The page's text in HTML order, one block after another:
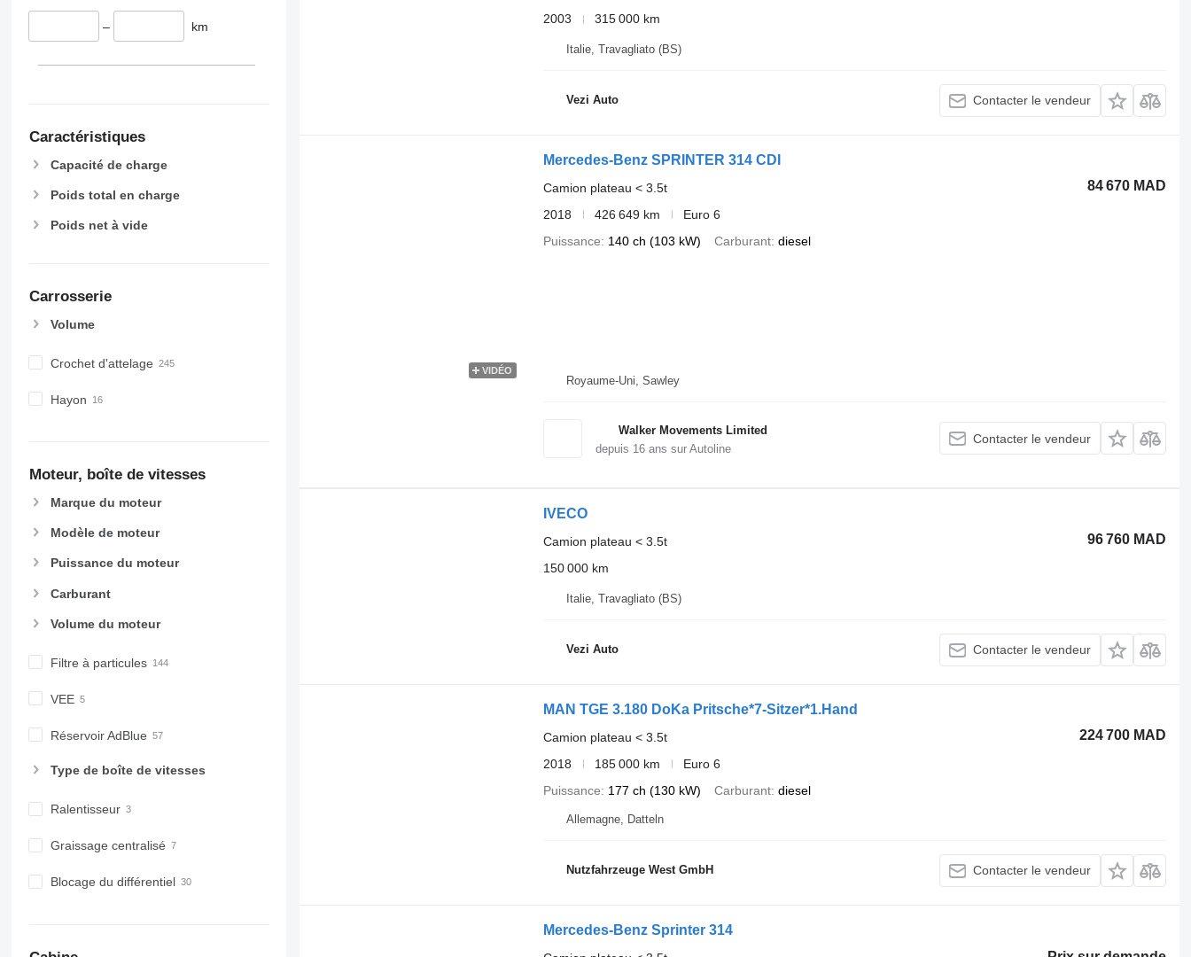
– km
Caractéristiques
Capacité de charge
Poids total en charge
Poids net à vide
Carrosserie
Volume
Crochet d'attelage
Hayon
Moteur, boîte de vitesses
Marque du moteur
Modèle de moteur
Puissance du moteur
Carburant
Volume du moteur
Filtre à particules
VEE
Réservoir AdBlue
Type de boîte de vitesses
Ralentisseur
Graissage centralisé
Blocage du différentiel
2003
315 000 km
Italie, Travagliato (BS)
Vezi Auto Contacter le vendeur
VIDÉO
Mercedes-Benz SPRINTER 314 CDI
84 670 MAD
Camion plateau < 3.5t
2018
426 649 km
Euro 6
Puissance
140 ch (103 kW) Carburant diesel
Royaume-Uni, Sawley
Walker Movements Limited
depuis 16ans sur Autoline
Contacter le vendeur
IVECO
96 760 MAD
Camion plateau < 3.5t
150 000 km
Italie, Travagliato (BS)
Vezi Auto Contacter le vendeur
MAN TGE 3.180 DoKa Pritsche*7-Sitzer*1.Hand
224 700 MAD
Camion plateau < 3.5t
2018
185 000 km
Euro 6
Puissance
177 ch (130 kW) Carburant diesel
Allemagne, Datteln
Nutzfahrzeuge West GmbH Contacter le vendeur
Mercedes-Benz Sprinter 314